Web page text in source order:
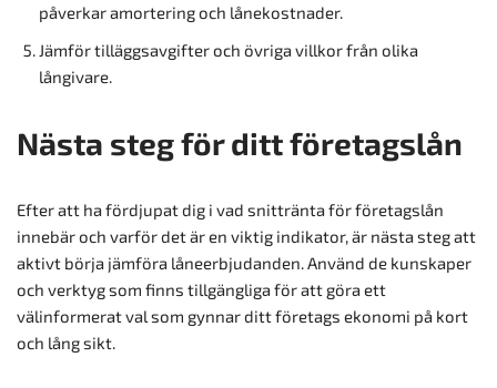
påverkar amortering och lånekostnader.
Jämför tilläggsavgifter och övriga villkor från olika
långivare.
Nästa steg för ditt företagslån
Efter att ha fördjupat dig i vad snittränta för företagslån
innebär och varför det är en viktig indikator, är nästa steg att
aktivt börja jämföra låneerbjudanden. Använd de kunskaper
och verktyg som finns tillgängliga för att göra ett
välinformerat val som gynnar ditt företags ekonomi på kort
och lång sikt.